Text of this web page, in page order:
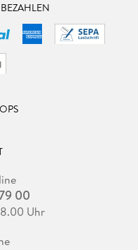
00
Uhr